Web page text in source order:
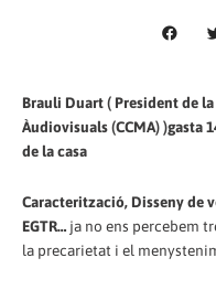
Brauli Duart ( President de
Àudiovisuals (CCMA) )gasta
de la casa
Caracterització, Disseny de
EGTR… ja no ens percebem
la precarietat i el